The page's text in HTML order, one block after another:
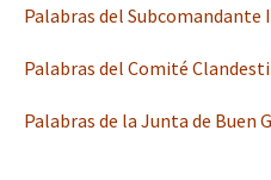
Palabras del Subcomandante
Palabras del Comité
Palabras de la Junta de Buen